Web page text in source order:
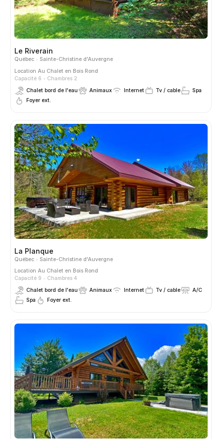
Le Riverain
Québec
Sainte-Christine d'Auvergne
Location Au Chalet en Bois Rond
Capacité 6
Chambres 2
Chalet bord de l'eau
Animaux Internet Tv / cable
Spa
Foyer ext.
La Planque
Québec
Sainte-Christine d'Auvergne
Location Au Chalet en Bois Rond
Capacité 9
Chambres 4
Chalet bord de l'eau
Animaux Internet Tv / cable
A/C
Spa
Foyer ext.